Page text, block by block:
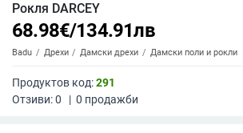
Рокля DARCEY
68.98€/134.91лв
Badu Дрехи Дамски дрехи Дамски поли и рокли
Продуктов код:291
Отзиви:0 | 0 продажби